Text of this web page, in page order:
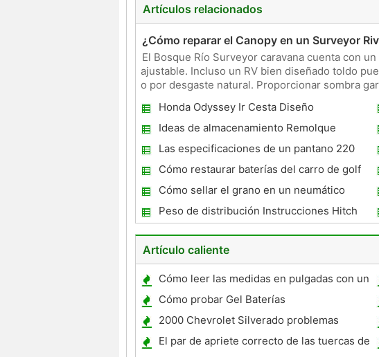
Artículos relacionados
¿Cómo reparar el Canopy en un Surveyor
El Bosque Río Surveyor caravana cuenta con
ajustable. Incluso un RV bien diseñado toldo
o por desgaste natural. Proporcionar sombra
Honda Odyssey Ir Cesta Diseño
Especificaciones
Ideas de almacenamiento Remolque
Las especificaciones de un pantano 220
Cómo restaurar baterías del carro de golf
Cómo sellar el grano en un neumático
Rototiller
Peso de distribución Instrucciones Hitch
Artículo caliente
Cómo leer las medidas en pulgadas con un
calibrador digital
Cómo probar Gel Baterías
2000 Chevrolet Silverado problemas
El par de apriete correcto de las tuercas de